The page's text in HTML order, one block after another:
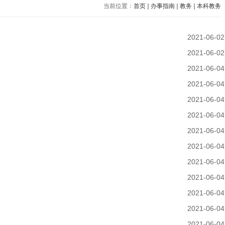
当前位置： 首页 办事指南 教务 本科教务
2021-06-02
2021-06-02
2021-06-04
2021-06-04
2021-06-04
2021-06-04
2021-06-04
2021-06-04
2021-06-04
2021-06-04
2021-06-04
2021-06-04